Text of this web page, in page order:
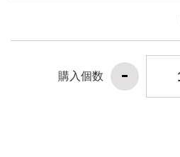
購入個数